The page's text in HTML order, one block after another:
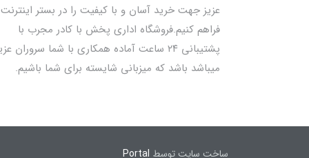
عزیز جهت خرید آسان و با کیفیت را در بستر اینترنت
فراهم کنیم.فروشگاه اداری پخش با کادر مجرب با
پشتیبانی ۲۴ ساعت آماده همکاری با شما سروران
میباشد باشد که میزبانی شایسته برای شما باشیم.
ساخت سایت توسط Portal